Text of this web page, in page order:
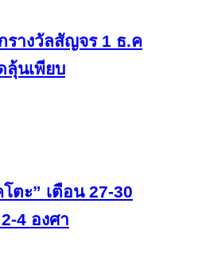
รางวัลสัญจร 1 ธ.ค
ลุ้นเพียบ
ตะ” เตือน 27-30
4 องศา